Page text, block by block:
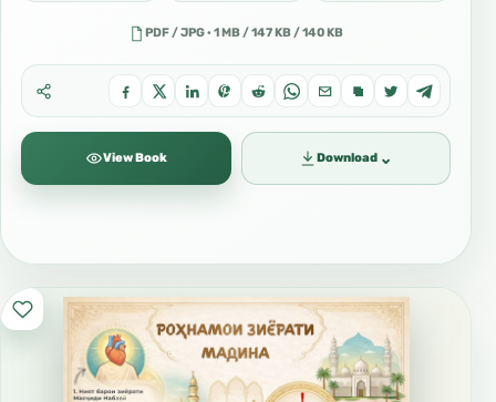
PDF / JPG · 1 MB / 147 KB / 140 KB
View Book Download ⌄